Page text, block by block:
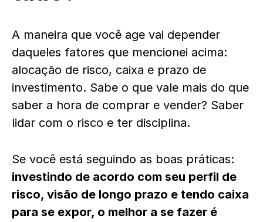
A maneira que você age vai depender
daqueles fatores que mencionei acima:
alocação de risco, caixa e prazo de
investimento. Sabe o que vale mais do que
saber a hora de comprar e vender? Saber
lidar com o risco e ter disciplina.
Se você está seguindo as boas práticas:
investindo de acordo com seu perfil de
risco, visão de longo prazo e tendo caixa
para se expor, o melhor a se fazer é